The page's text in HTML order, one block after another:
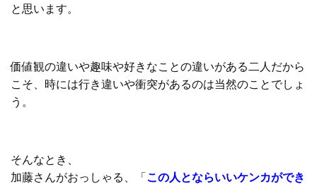
と思います。
価値観の違いや趣味や好きなことの違いがある二人だから
こそ、時には行き違いや衝突があるのは当然のことでしょ
う。
そんなとき、
加藤さんがおっしゃる、「 この人とならいいケンカができ